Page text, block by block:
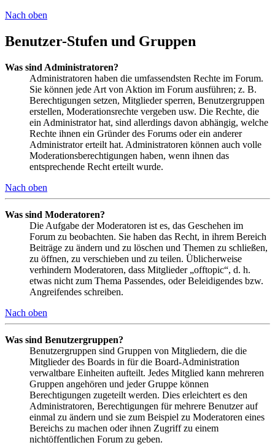
Nach oben
Benutzer-Stufen und Gruppen
Was sind Administratoren?
Administratoren haben die umfassendsten Rechte im Forum.
Sie können jede Art von Aktion im Forum ausführen; z. B.
Berechtigungen setzen, Mitglieder sperren, Benutzergruppen
erstellen, Moderationsrechte vergeben usw. Die Rechte, die
ein Administrator hat, sind allerdings davon abhängig, welche
Rechte ihnen ein Gründer des Forums oder ein anderer
Administrator erteilt hat. Administratoren können auch volle
Moderationsberechtigungen haben, wenn ihnen das
entsprechende Recht erteilt wurde.
Nach oben
Was sind Moderatoren?
Die Aufgabe der Moderatoren ist es, das Geschehen im
Forum zu beobachten. Sie haben das Recht, in ihrem Bereich
Beiträge zu ändern und zu löschen und Themen zu schließen,
zu öffnen, zu verschieben und zu teilen. Üblicherweise
verhindern Moderatoren, dass Mitglieder „offtopic“, d. h.
etwas nicht zum Thema Passendes, oder Beleidigendes bzw.
Angreifendes schreiben.
Nach oben
Was sind Benutzergruppen?
Benutzergruppen sind Gruppen von Mitgliedern, die die
Mitglieder des Boards in für die Board-Administration
verwaltbare Einheiten aufteilt. Jedes Mitglied kann mehreren
Gruppen angehören und jeder Gruppe können
Berechtigungen zugeteilt werden. Dies erleichtert es den
Administratoren, Berechtigungen für mehrere Benutzer auf
einmal zu ändern und sie zum Beispiel zu Moderatoren eines
Bereichs zu machen oder ihnen Zugriff zu einem
nichtöffentlichen Forum zu geben.